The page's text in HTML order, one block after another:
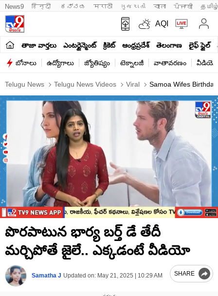
News9 हिन्दी ಕನ್ನಡ मराठी ગુજરાતી বাংলা ਪੰਜਾਬੀ
AQI
తాజా వార్తలు ఎంటర్టైన్మెంట్ క్రికెట్ ఆంధ్రప్రదేశ్ తెలంగాణ లైఫ్ స్టైల్
బోనాలు ఉద్యోగాలు జ్యోతిష్యం టెక్నాలజీ వాతావరణం
Telugu News Telugu News Videos Viral Samoa Wifes
seconds
of
minutes,
seconds
పొరపాటున భార్య బర్త్ డే తేదీ
మర్చిపోతే జైలే.. ఎక్కడంటే వీడియో
Samatha J Updated on: May 21, 2025 | 10:29 AM SHARE